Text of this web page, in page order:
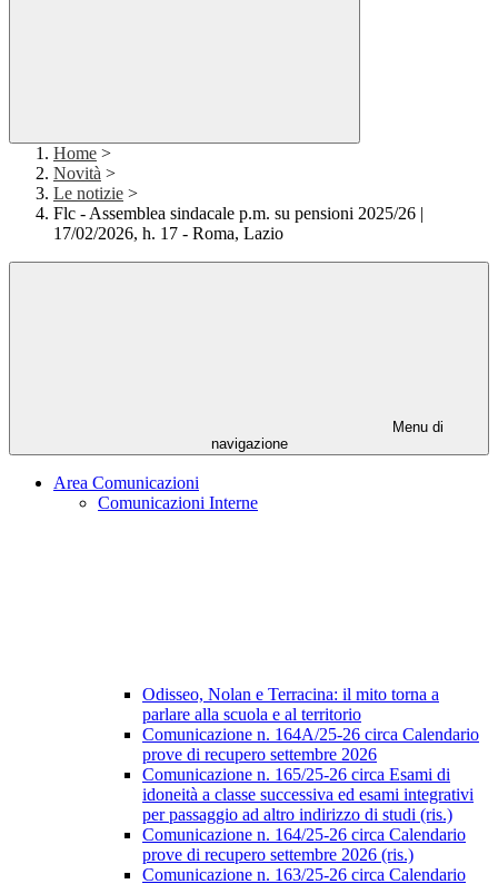
Home >
Novità >
Le notizie >
Flc - Assemblea sindacale p.m. su pensioni 2025/26 |
17/02/2026, h. 17 - Roma, Lazio
Menu di
navigazione
Area Comunicazioni
Comunicazioni Interne
Odisseo, Nolan e Terracina: il mito torna a
parlare alla scuola e al territorio
Comunicazione n. 164A/25-26 circa Calendario
prove di recupero settembre 2026
Comunicazione n. 165/25-26 circa Esami di
idoneità a classe successiva ed esami integrativi
per passaggio ad altro indirizzo di studi (ris.)
Comunicazione n. 164/25-26 circa Calendario
prove di recupero settembre 2026 (ris.)
Comunicazione n. 163/25-26 circa Calendario